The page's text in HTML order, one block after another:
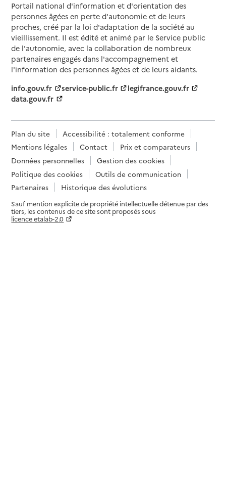
Portail national d'information et d'orientation des
personnes âgées en perte d'autonomie et de leurs
proches, créé par la loi d'adaptation de la société au
vieillissement. Il est édité et animé par le Service public
de l'autonomie, avec la collaboration de nombreux
partenaires engagés dans l'accompagnement et
l'information des personnes âgées et de leurs aidants.
info.gouv.fr
service-public.fr
legifrance.gouv.fr
data.gouv.fr
Plan du site
Accessibilité : totalement conforme
Mentions légales
Contact
Prix et comparateurs
Données personnelles
Gestion des cookies
Politique des cookies
Outils de communication
Partenaires
Historique des évolutions
Sauf mention explicite de propriété intellectuelle détenue par des
tiers, les contenus de ce site sont proposés sous
licence etalab-2.0